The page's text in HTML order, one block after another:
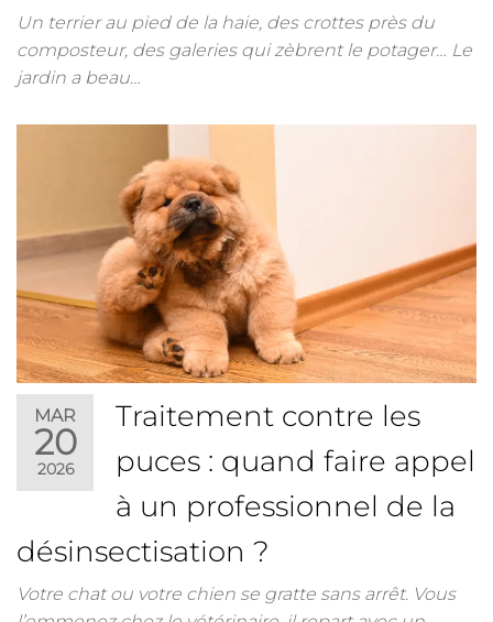
Un terrier au pied de la haie, des crottes près du
composteur, des galeries qui zèbrent le potager… Le
jardin a beau…
MAR
20
2026
Traitement contre les
puces : quand faire appel
à un professionnel de la
désinsectisation ?
Votre chat ou votre chien se gratte sans arrêt. Vous